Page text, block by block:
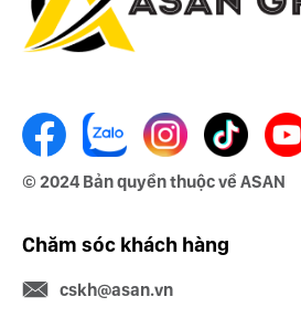
© 2024 Bản quyền thuộc về ASAN
Chăm sóc khách hàng
cskh@asan.vn